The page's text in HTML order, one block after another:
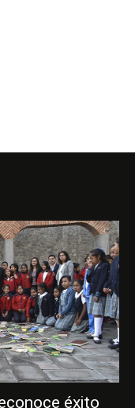
éxito